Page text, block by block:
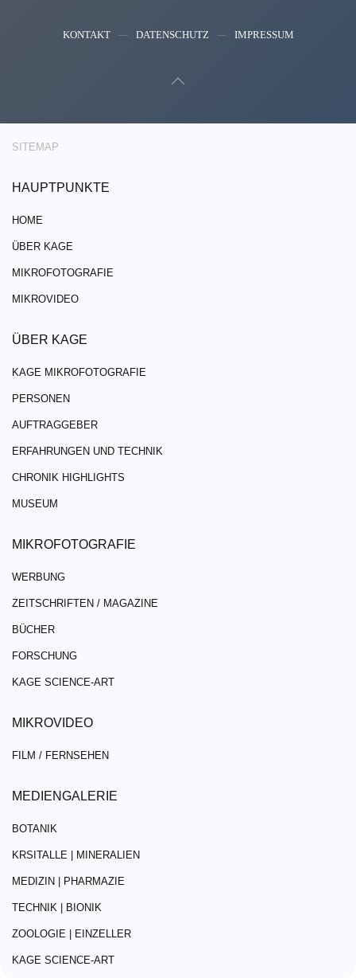
KONTAKT DATENSCHUTZ IMPRESSUM
SITEMAP
HAUPTPUNKTE
HOME
ÜBER KAGE
MIKROFOTOGRAFIE
MIKROVIDEO
ÜBER KAGE
KAGE MIKROFOTOGRAFIE
PERSONEN
AUFTRAGGEBER
ERFAHRUNGEN UND TECHNIK
CHRONIK HIGHLIGHTS
MUSEUM
MIKROFOTOGRAFIE
WERBUNG
ZEITSCHRIFTEN / MAGAZINE
BÜCHER
FORSCHUNG
KAGE SCIENCE-ART
MIKROVIDEO
FILM / FERNSEHEN
MEDIENGALERIE
BOTANIK
KRSITALLE | MINERALIEN
MEDIZIN | PHARMAZIE
TECHNIK | BIONIK
ZOOLOGIE | EINZELLER
KAGE SCIENCE-ART